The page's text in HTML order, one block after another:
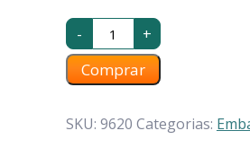
- +
Comprar
SKU: 9620 Categorias: